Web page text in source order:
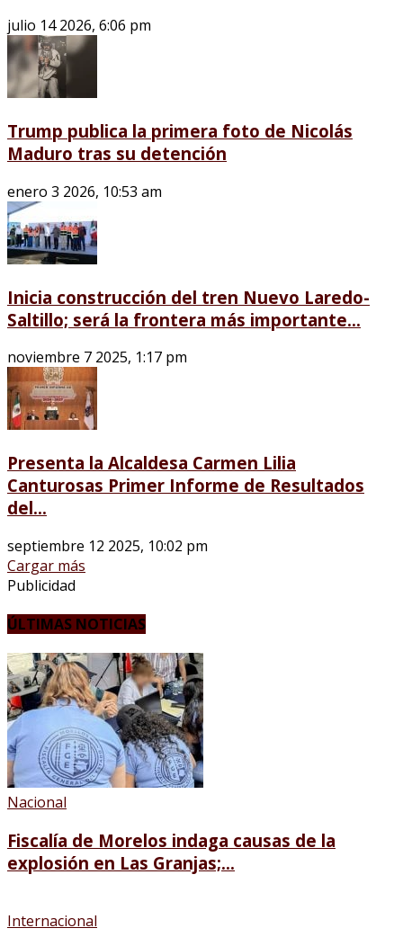
julio 14 2026, 6:06 pm
Trump publica la primera foto de Nicolás
Maduro tras su detención
enero 3 2026, 10:53 am
Inicia construcción del tren Nuevo Laredo-
Saltillo; será la frontera más importante...
noviembre 7 2025, 1:17 pm
Presenta la Alcaldesa Carmen Lilia
Canturosas Primer Informe de Resultados
del...
septiembre 12 2025, 10:02 pm
Cargar más
Publicidad
ÚLTIMAS NOTICIAS
Nacional
Fiscalía de Morelos indaga causas de la
explosión en Las Granjas;...
Internacional